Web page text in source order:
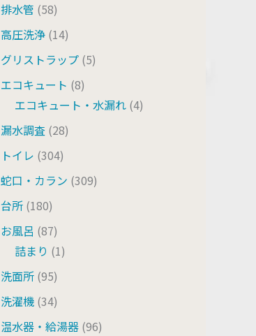
排水管 (58)
高圧洗浄 (14)
グリストラップ (5)
エコキュート (8)
エコキュート・水漏れ (4)
漏水調査 (28)
トイレ (304)
蛇口・カラン (309)
台所 (180)
お風呂 (87)
詰まり (1)
洗面所 (95)
洗濯機 (34)
温水器・給湯器 (96)